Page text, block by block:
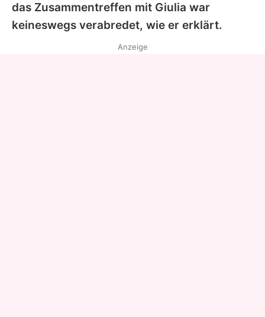
Datenschutzerklärung
Nutzungsbedingungen
das Zusammentreffen mit Giulia war
keineswegs verabredet, wie er erklärt.
Anzeige